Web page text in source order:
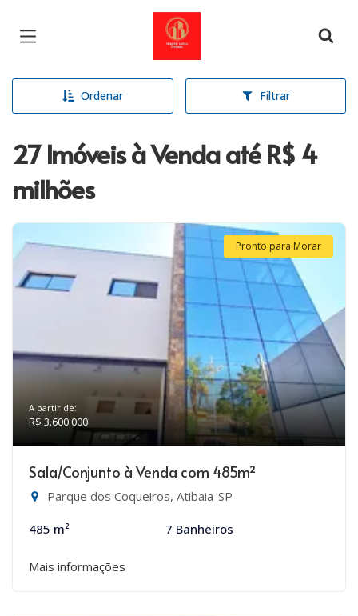
Página inicial
Ordenar Filtrar
27 Imóveis à Venda até R$ 4
milhões
Pronto para Morar
A partir de:
R$ 3.600.000
Sala/Conjunto à Venda com 485m²
Parque dos Coqueiros, Atibaia-SP
485 m² 7 Banheiros
Mais informações